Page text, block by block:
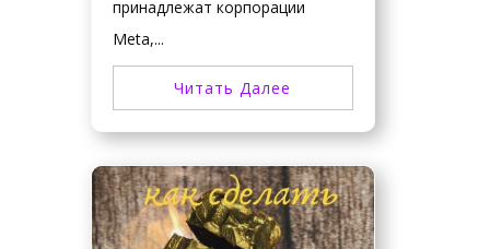
принадлежат корпорации
Meta,...
Читать Далее